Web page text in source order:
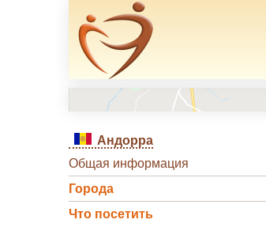
Андорра
Общая информация
Города
Что посетить